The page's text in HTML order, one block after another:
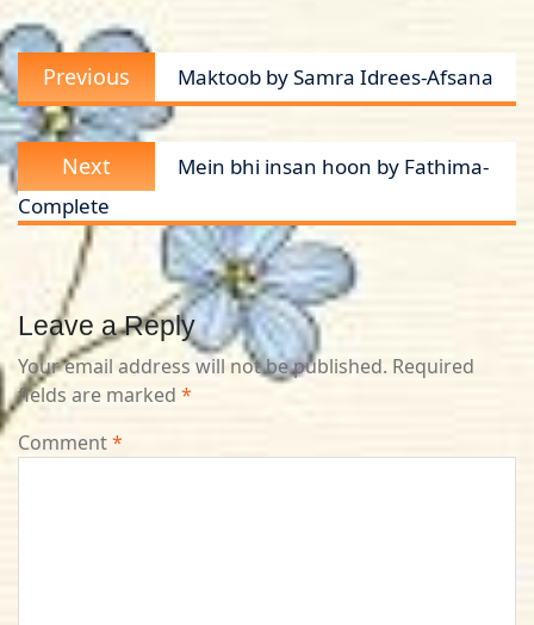
Post
navigation
Previous
Previous
post:
Maktoob by Samra Idrees-Afsana
Next
Next
post:
Mein bhi insan hoon by Fathima-
Complete
Leave a Reply
Your email address will not be published. Required
fields are marked *
Comment*